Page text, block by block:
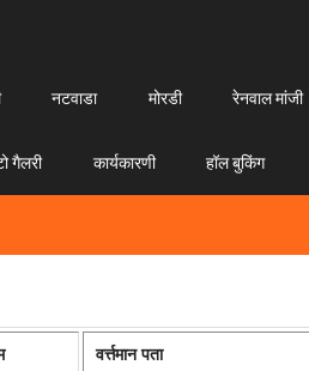
नटवाडा मोरडी रेनवाल मांजी
गैलरी कार्यकारणी हॉल बुकिंग
वर्त्तमान पता